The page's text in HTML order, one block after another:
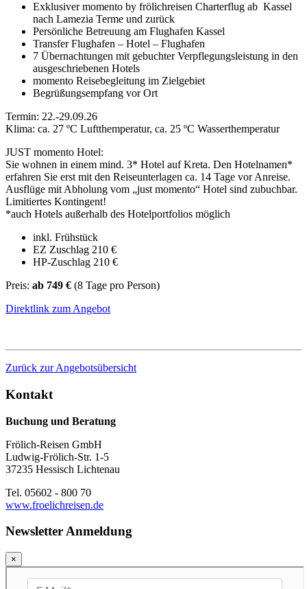
Exklusiver momento by frölichreisen Charterflug ab Kassel
nach Lamezia Terme und zurück
Persönliche Betreuung am Flughafen Kassel
Transfer Flughafen – Hotel – Flughafen
7 Übernachtungen mit gebuchter Verpflegungsleistung in den
ausgeschriebenen Hotels
momento Reisebegleitung im Zielgebiet
Begrüßungsempfang vor Ort
Termin: 22.-29.09.26
Klima: ca. 27 ºC Luftthemperatur, ca. 25 ºC Wasserthemperatur
JUST momento Hotel:
Sie wohnen in einem mind. 3* Hotel auf Kreta. Den Hotelnamen*
erfahren Sie erst mit den Reiseunterlagen ca. 14 Tage vor Anreise.
Ausflüge mit Abholung vom „just momento“ Hotel sind zubuchbar.
Limitiertes Kontingent!
*auch Hotels außerhalb des Hotelportfolios möglich
inkl. Frühstück
EZ Zuschlag 210 €
HP-Zuschlag 210 €
Preis: ab 749 € (8 Tage pro Person)
Direktlink zum Angebot
Zurück zur Angebotsübersicht
Kontakt
Buchung und Beratung
Frölich-Reisen GmbH
Ludwig-Frölich-Str. 1-5
37235 Hessisch Lichtenau
Tel. 05602 - 800 70
www.froelichreisen.de
Newsletter Anmeldung
×